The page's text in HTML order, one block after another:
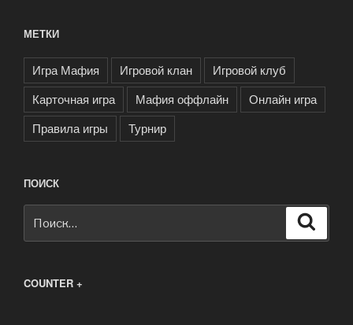
МЕТКИ
Игра Мафия Игровой клан
Игровой клуб
Карточная игра
Мафия оффлайн
Онлайн игра
Правила игры
Турнир
ПОИСК
COUNTER +